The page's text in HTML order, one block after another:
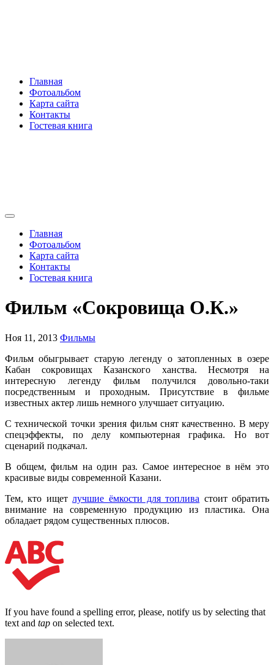
Главная
Фотоальбом
Карта сайта
Контакты
Гостевая книга
Главная
Фотоальбом
Карта сайта
Контакты
Гостевая книга
Фильм «Сокровища О.К.»
Ноя 11, 2013 Фильмы
Фильм обыгрывает старую легенду о затопленных в озере
Кабан сокровищах Казанского ханства. Несмотря на
интересную легенду фильм получился довольно-таки
посредственным и проходным. Присутствие в фильме
известных актер лишь немного улучшает ситуацию.
С технической точки зрения фильм снят качественно. В меру
спецэффекты, по делу компьютерная графика. Но вот
сценарий подкачал.
В общем, фильм на один раз. Самое интересное в нём это
красивые виды современной Казани.
Тем, кто ищетлучшие ёмкости для топлива стоит обратить
внимание на современную продукцию из пластика. Она
обладает рядом существенных плюсов.
If you have found a spelling error, please, notify us by selecting that
text and tap on selected text.